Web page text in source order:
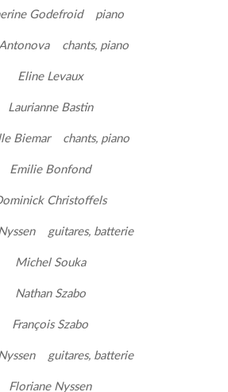
Godefroid piano
chants, piano
Eline Levaux
Laurianne Bastin
Biemar chants, piano
Emilie Bonfond
Christoffels
guitares, batterie
Michel Souka
Nathan Szabo
François Szabo
guitares, batterie
Floriane Nyssen